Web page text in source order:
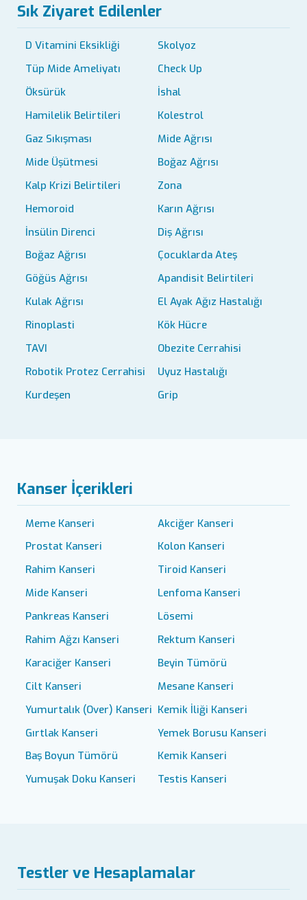
Sık Ziyaret Edilenler
D Vitamini Eksikliği
Skolyoz
Tüp Mide Ameliyatı
Check Up
Öksürük
İshal
Hamilelik Belirtileri
Kolestrol
Gaz Sıkışması
Mide Ağrısı
Mide Üşütmesi
Boğaz Ağrısı
Kalp Krizi Belirtileri
Zona
Hemoroid
Karın Ağrısı
İnsülin Direnci
Diş Ağrısı
Boğaz Ağrısı
Çocuklarda Ateş
Göğüs Ağrısı
Apandisit Belirtileri
Kulak Ağrısı
El Ayak Ağız Hastalığı
Rinoplasti
Kök Hücre
TAVI
Obezite Cerrahisi
Robotik Protez Cerrahisi
Uyuz Hastalığı
Kurdeşen
Grip
Kanser İçerikleri
Meme Kanseri
Akciğer Kanseri
Prostat Kanseri
Kolon Kanseri
Rahim Kanseri
Tiroid Kanseri
Mide Kanseri
Lenfoma Kanseri
Pankreas Kanseri
Lösemi
Rahim Ağzı Kanseri
Rektum Kanseri
Karaciğer Kanseri
Beyin Tümörü
Cilt Kanseri
Mesane Kanseri
Yumurtalık (Over) Kanseri Kemik İliği Kanseri
Gırtlak Kanseri
Yemek Borusu Kanseri
Baş Boyun Tümörü
Kemik Kanseri
Yumuşak Doku Kanseri
Testis Kanseri
Testler ve Hesaplamalar